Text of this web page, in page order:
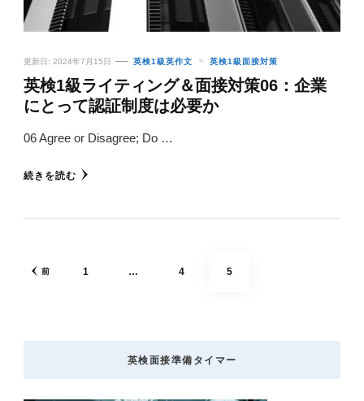
更新日: 2024年7月15日 英検1級英作文 英検1級面接対策
英検1級ライティング＆面接対策06：企業
にとって認証制度は必要か
06 Agree or Disagree; Do …
続きを読む
投 前 固
1 固
4 固
5
英検面接準備タイマー